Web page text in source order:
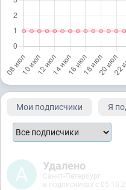
Мои подписчики Я
Удалено
Санкт-Петербург
в подписчиках с